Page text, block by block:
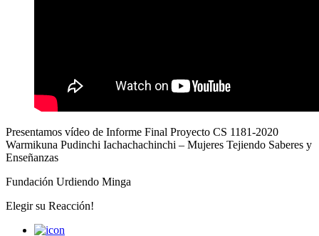
Presentamos vídeo de Informe Final Proyecto CS 1181-2020
Warmikuna Pudinchi Iachachachinchi – Mujeres Tejiendo Saberes y
Enseñanzas
Fundación Urdiendo Minga
Elegir su Reacción!